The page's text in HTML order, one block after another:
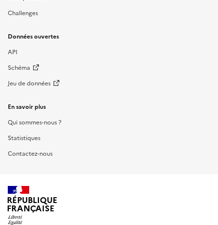
Challenges
Données ouvertes
API
Schéma
Jeu de données
En savoir plus
Qui sommes-nous ?
Statistiques
Contactez-nous
RÉPUBLIQUE
FRANÇAISE